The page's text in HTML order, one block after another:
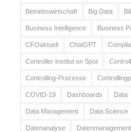
Betriebswirtschaft Big Data
Business Intelligence Business
CFOaktuell ChatGPT
Controller Institut on Spot
Controlling-Prozesse
COVID-19 Dashboards Data
Data Management Data Science
Datenanalyse Datenmanagement